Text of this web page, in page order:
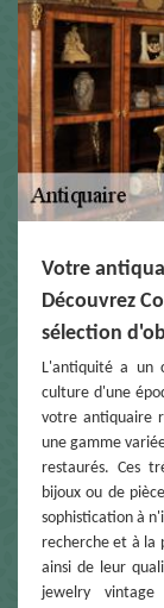
Votre
Découvrez
sélection
L'antiquité a un
culture d'une
votre antiquaire
une gamme
restaurés. Ces
bijoux ou de
sophistication à
recherche et à la
ainsi de leur
jewelry